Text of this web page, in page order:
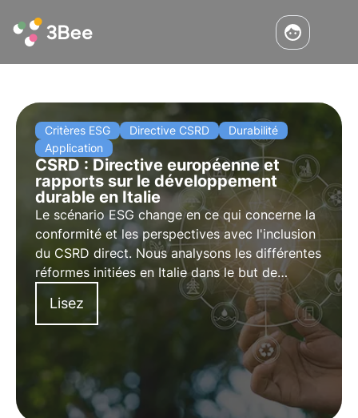
Critères ESG Directive CSRD
Durabilité
Application
CSRD : Directive européenne et
rapports sur le développement
durable en Italie
Le scénario ESG change en ce qui concerne la
conformité et les perspectives avec l'inclusion
du CSRD direct. Nous analysons les différentes
réformes initiées en Italie dans le but de
prendre une longueur d'avance sur les autres
pays de l'UE en matière de transition durable.
Lisez